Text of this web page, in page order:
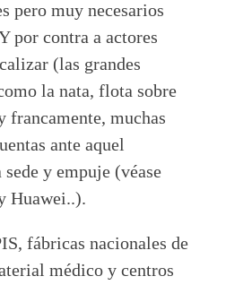
pero muy necesarios
por contra a actores
(las grandes
la nata, flota sobre
muchas
ante aquel
y empuje (véase
Huawei..).
fábricas nacionales de
médico y centros